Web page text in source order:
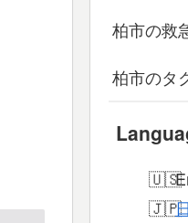
柏市の救
柏市のタ